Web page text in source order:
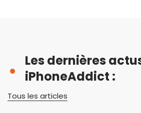
Les dernières
iPhoneAddict :
Tous les articles